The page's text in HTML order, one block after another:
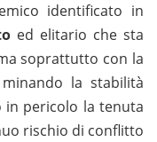
identificato in
ed elitario che sta
soprattutto con la
la stabilità
pericolo la tenuta
rischio di conflitto